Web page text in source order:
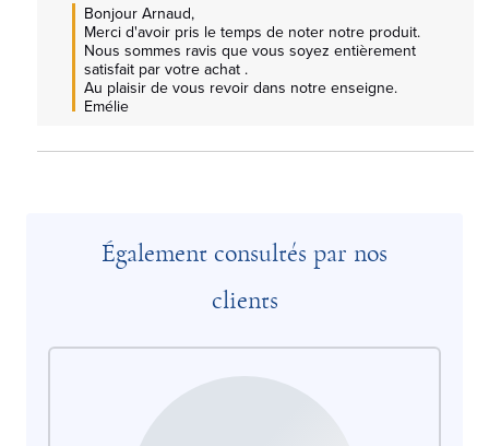
Bonjour Arnaud,
Merci d'avoir pris le temps de noter notre produit.
Nous sommes ravis que vous soyez entièrement
satisfait par votre achat .
Au plaisir de vous revoir dans notre enseigne.
Emélie
Également consultés par nos
clients